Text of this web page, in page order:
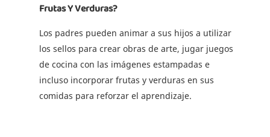
Frutas Y Verduras?
Los padres pueden animar a sus hijos a utilizar
los sellos para crear obras de arte, jugar juegos
de cocina con las imágenes estampadas e
incluso incorporar frutas y verduras en sus
comidas para reforzar el aprendizaje.